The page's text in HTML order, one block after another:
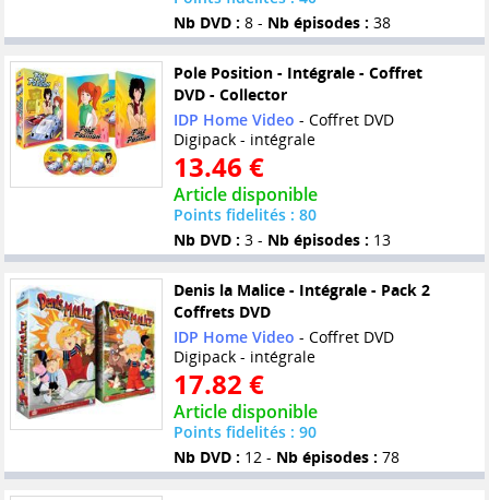
Nb DVD : 8 - Nb épisodes : 38
Pole Position - Intégrale - Coffret
DVD - Collector
IDP Home Video - Coffret DVD
Digipack - intégrale
13.46 €
Article disponible
Points fidelités : 80
Nb DVD : 3 - Nb épisodes : 13
Denis la Malice - Intégrale - Pack 2
Coffrets DVD
IDP Home Video - Coffret DVD
Digipack - intégrale
17.82 €
Article disponible
Points fidelités : 90
Nb DVD : 12 - Nb épisodes : 78